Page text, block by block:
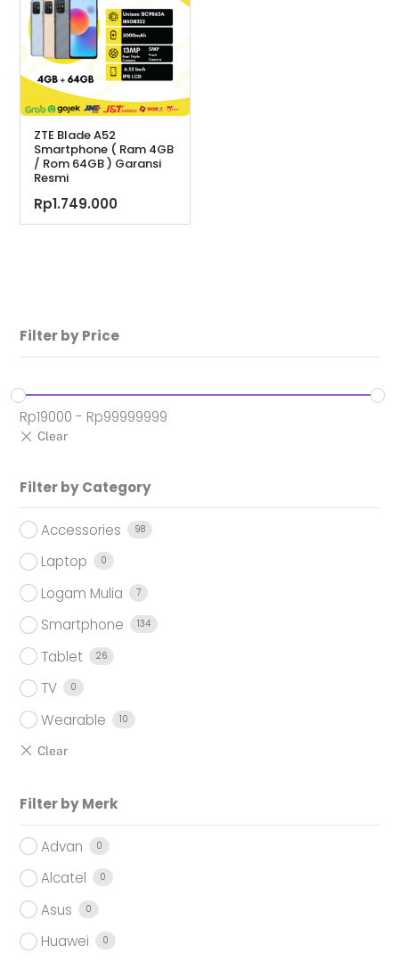
ZTE Blade A52
Smartphone ( Ram 4GB
/ Rom 64GB ) Garansi
Resmi
Rp1.749.000
Filter by Price
Rp19000 - Rp99999999
Filter by Category
Accessories 98
Laptop 0
Logam Mulia 7
Smartphone 134
Tablet 26
TV 0
Wearable 10
Filter by Merk
Advan 0
Alcatel 0
Asus 0
Huawei 0